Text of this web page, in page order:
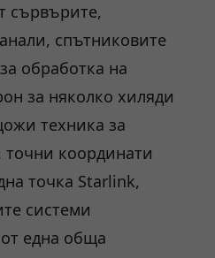
сървърите,
спътниковите
обработка на
за няколко хиляди
техника за
координати
точка Starlink,
системи
една обща